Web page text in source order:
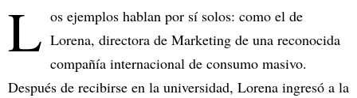
L os ejemplos hablan por sí solos: como el de
Lorena, directora de Marketing de una reconocida
compañía internacional de consumo masivo.
Después de recibirse en la universidad, Lorena ingresó a la